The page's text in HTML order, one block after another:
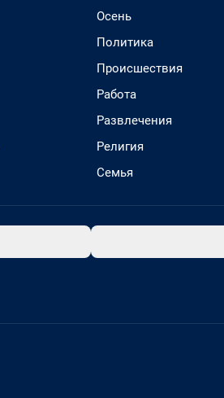
Осень
Политика
Происшествия
Работа
Развлечения
Религия
Семья